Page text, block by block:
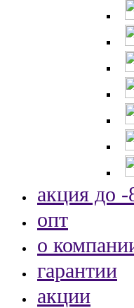
акция до -
опт
о
гарантии
акции